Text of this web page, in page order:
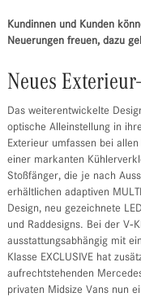
Kundinnen und Kunden
Neuerungen freuen, dazu
Neues
Das weiterentwickelte
optische Alleinstellung in
Exterieur umfassen bei
einer markanten
Stoßfänger, die je nach
erhältlichen adaptiven
Design, neu gezeichnete
und Raddesigns. Bei der
ausstattungsabhängig mit
Klasse EXCLUSIVE hat
aufrechtstehenden
privaten Midsize Vans nun